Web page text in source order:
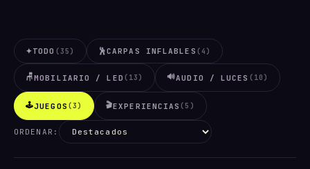
✦TODO (35) 🕺CARPAS INFLABLES (4)
🪑MOBILIARIO / LED (13) 🔊AUDIO / LUCES (10)
🕹️JUEGOS (3) 🎬EXPERIENCIAS (5)
ORDENAR: